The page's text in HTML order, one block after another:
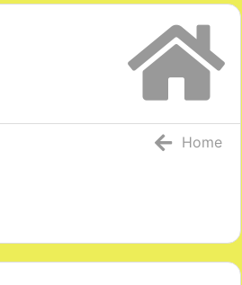
Home